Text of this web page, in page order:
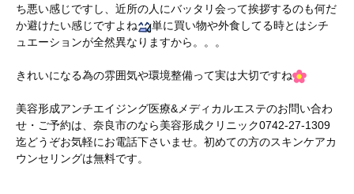
ち悪い感じですし、近所の人にバッタリ会って挨拶するのも何だ
か避けたい感じですよね
単に買い物や外食してる時とはシチ
ュエーションが全然異なりますから。。。
きれいになる為の雰囲気や環境整備って実は大切ですね
美容形成アンチエイジング医療&メディカルエステのお問い合わ
せ・ご予約は、奈良市のなら美容形成クリニック0742-27-1309
迄どうぞお気軽にお電話下さいませ。初めての方のスキンケアカ
ウンセリングは無料です。